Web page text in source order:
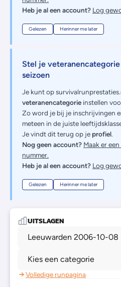
Heb je al een account? Log
Gelezen Herinner me later
Stel je
seizoen
Je kunt op
veteranencategorie instellen
Zo word je bij je inschrijvingen
meteen in de juiste
Je vindt dit terug op je profiel.
Nog geen account? Maak er
nummer.
Heb je al een account? Log
Gelezen Herinner me later
UITSLAGEN
Leeuwarden 2006-10-08
Kies een categorie
Volledige runpagina